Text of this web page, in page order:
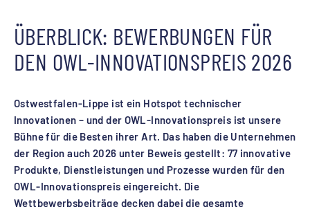
ÜBERBLICK: BEWERBUNGEN FÜR
DEN OWL-INNOVATIONSPREIS 2026
Ostwestfalen-Lippe ist ein Hotspot technischer
Innovationen – und der OWL-Innovationspreis ist unsere
Bühne für die Besten ihrer Art. Das haben die Unternehmen
der Region auch 2026 unter Beweis gestellt: 77 innovative
Produkte, Dienstleistungen und Prozesse wurden für den
OWL-Innovationspreis eingereicht. Die
Wettbewerbsbeiträge decken dabei die gesamte